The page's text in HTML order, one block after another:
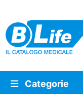
Vai al contenuto principale
Categorie